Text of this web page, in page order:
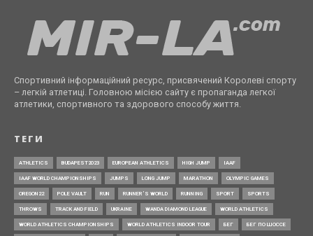
Спортивний інформаційний ресурс, присвячений Королеві спорту
– легкій атлетиці. Головною місією сайту є пропаганда легкої
атлетики, спортивного та здорового способу життя.
ТЕГИ
ATHLETICS BUDAPEST2023 EUROPEAN ATHLETICS HIGH JUMP IAAF
IAAF WORLD CHAMPIONSHIPS JUMPS LONG JUMP MARATHON OLYMPIC GAMES
OREGON22 POLE VAULT RUN RUNNER’S WORLD RUNNING SPORT SPORTS
THROWS TRACK AND FIELD UKRAINE WANDA DIAMOND LEAGUE WORLD ATHLETICS
WORLD ATHLETICS CHAMPIONSHIPS WORLD ATHLETICS INDOOR TOUR БЕГ БЕГ ПО ШОССЕ